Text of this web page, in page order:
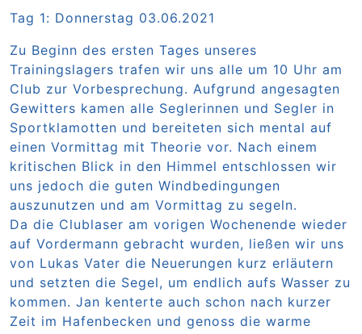
Tag 1: Donnerstag 03.06.2021
Zu Beginn des ersten Tages unseres
Trainingslagers trafen wir uns alle um 10 Uhr am
Club zur Vorbesprechung. Aufgrund angesagten
Gewitters kamen alle Seglerinnen und Segler in
Sportklamotten und bereiteten sich mental auf
einen Vormittag mit Theorie vor. Nach einem
kritischen Blick in den Himmel entschlossen wir
uns jedoch die guten Windbedingungen
auszunutzen und am Vormittag zu segeln.
Da die Clublaser am vorigen Wochenende wieder
auf Vordermann gebracht wurden, ließen wir uns
von Lukas Vater die Neuerungen kurz erläutern
und setzten die Segel, um endlich aufs Wasser zu
kommen. Jan kenterte auch schon nach kurzer
Zeit im Hafenbecken und genoss die warme